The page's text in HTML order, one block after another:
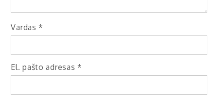
Vardas *
El. pašto adresas *